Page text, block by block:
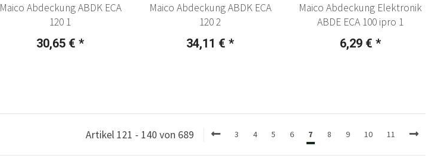
Maico Abdeckung ABDK ECA
120 1
30,65 € *
Maico Abdeckung ABDK ECA
120 2
34,11 € *
Maico Abdeckung Elektronik
ABDE ECA 100 ipro 1
6,29 € *
Artikel 121 - 140 von 689 3 4 5 6 7 8 9 10 11